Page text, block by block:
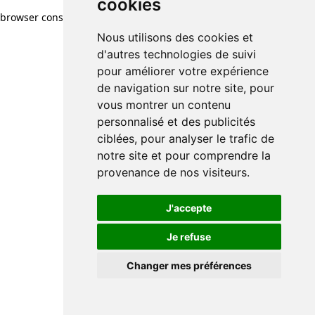
cookies
Nous utilisons des cookies et
d'autres technologies de suivi
pour améliorer votre expérience
de navigation sur notre site, pour
vous montrer un contenu
personnalisé et des publicités
ciblées, pour analyser le trafic de
notre site et pour comprendre la
provenance de nos visiteurs.
J'accepte
Je refuse
Changer mes préférences
browser console for more information)